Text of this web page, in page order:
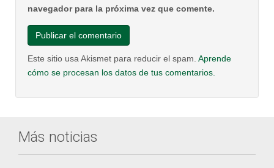
navegador para la próxima vez que comente.
Este sitio usa Akismet para reducir el spam. Aprende
cómo se procesan los datos de tus comentarios.
Más noticias